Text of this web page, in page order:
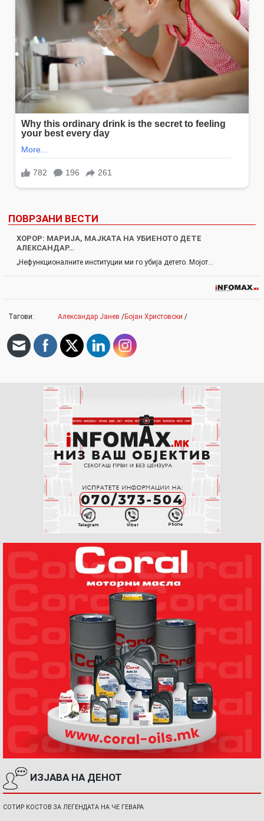
ПОВРЗАНИ ВЕСТИ
ХОРОР: МАРИЈА, МАЈКАТА НА УБИЕНОТО ДЕТЕ
АЛЕКСАНДАР…
„Нефункционалните институции ми го убија детето. Мојот…
Тагови: Александар Јанев /Бојан Христовски /
ИЗЈАВА НА ДЕНОТ
СОТИР КОСТОВ ЗА ЛЕГЕНДАТА НА ЧЕ ГЕВАРА